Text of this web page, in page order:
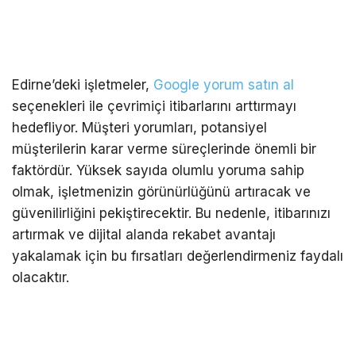
Edirne’deki işletmeler, Google yorum satın al
seçenekleri ile çevrimiçi itibarlarını arttırmayı
hedefliyor. Müşteri yorumları, potansiyel
müşterilerin karar verme süreçlerinde önemli bir
faktördür. Yüksek sayıda olumlu yoruma sahip
olmak, işletmenizin görünürlüğünü artıracak ve
güvenilirliğini pekiştirecektir. Bu nedenle, itibarınızı
artırmak ve dijital alanda rekabet avantajı
yakalamak için bu fırsatları değerlendirmeniz faydalı
olacaktır.